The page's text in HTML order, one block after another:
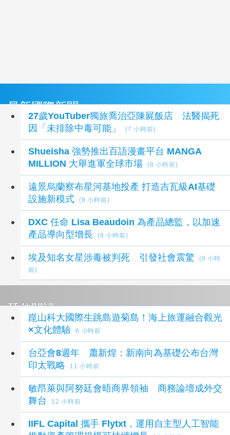
最新國際新聞
27歲YouTuber獨旅喬治亞陳屍飯店 法醫揭死
因「未排除中毒可能」
(7 小時前)
Shueisha 強勢推出百語漫畫平台 MANGA
MILLION 大舉進軍全球市場
(8 小時前)
遠景烏蘭察布星河基地投產 打造吉瓦級AI基礎
設施新模式
(8 小時前)
DXC 任命 Lisa Beaudoin 為產品總監，以加速
產品導向型增長
(8 小時前)
埃及知名女星涉毒被判死 引發社會震驚
(8 小時
前)
延伸閱讀
崑山科大國際生跳島遊菊島！海上旅運融合觀光
×文化體驗
6 小時前
台亞會8週年 蕭新煌：新南向為基礎公布台灣
印太戰略
11 小時前
敏昂萊與阿努廷會晤商界領袖 商務論壇成外交
舞台
12 小時前
IIFL Capital 攜手 Flytxt，運用自主型人工智能